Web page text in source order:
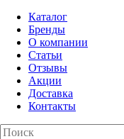
Каталог
Бренды
О компании
Статьи
Отзывы
Акции
Доставка
Контакты